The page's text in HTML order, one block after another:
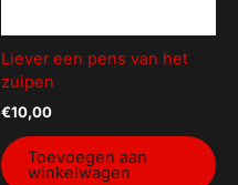
Liever een pens van het
zuipen
€10,00
Toevoegen aan
winkelwagen